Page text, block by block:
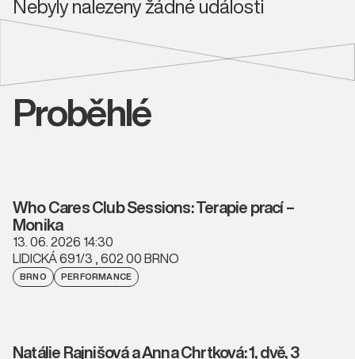
Nebyly nalezeny žádné události
Proběhlé
Who Cares Club Sessions: Terapie prací –
Monika
13. 06. 2026 14:30
LIDICKÁ 691/3 , 602 00 BRNO
BRNO PERFORMANCE
Natálie Rajnišová a Anna Chrtková: 1, dvě, 3